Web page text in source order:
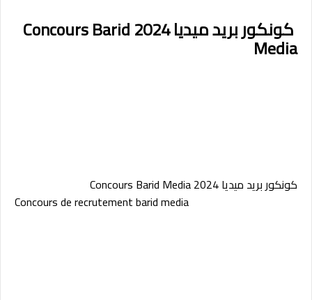
كونكور بريد ميديا 2024 Concours Barid
Media
كونكور بريد ميديا 2024 Concours Barid Media
Concours de recrutement barid media